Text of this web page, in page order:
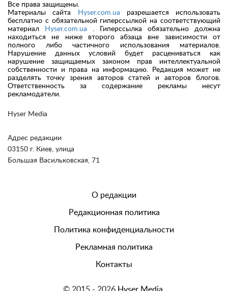
Hyser Media
Адрес редакции
03150 г. Киев, улица
Большая Васильковская, 71
Все права защищены.
Материалы сайта
Hyser.com.ua разрешается использовать
бесплатно с обязательной гиперссылкой на соответствующий
материал
Hyser.com.ua . Гиперссылка обязательно должна
находиться не ниже второго абзаца вне зависимости от
полного либо частичного использования материалов.
Нарушение данных условий будет расцениваться как
нарушение защищаемых законом прав интеллектуальной
собственности и права на информацию. Редакция может не
разделять точку зрения авторов статей и авторов блогов.
Ответственность за содержание рекламы несут
рекламодатели.
О редакции
Редакционная политика
Политика конфиденциальности
Рекламная политика
Контакты
© 2015 - 2026 Hyser Media.